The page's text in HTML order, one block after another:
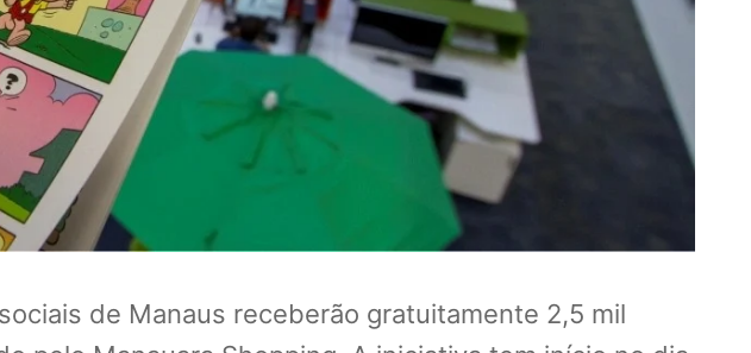
de Manaus receberão gratuitamente 2,5 mil